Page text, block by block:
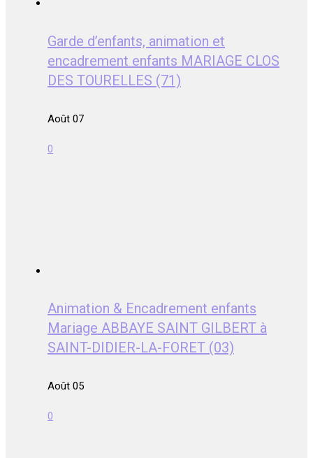
Garde d’enfants, animation et
encadrement enfants MARIAGE CLOS
DES TOURELLES (71)
Août 07
0
Animation & Encadrement enfants
Mariage ABBAYE SAINT GILBERT à
SAINT-DIDIER-LA-FORET (03)
Août 05
0